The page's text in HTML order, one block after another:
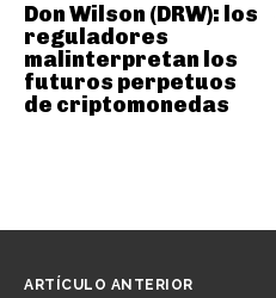
Don Wilson (DRW): los
reguladores
malinterpretan los
futuros perpetuos
de criptomonedas
ARTÍCULO ANTERIOR